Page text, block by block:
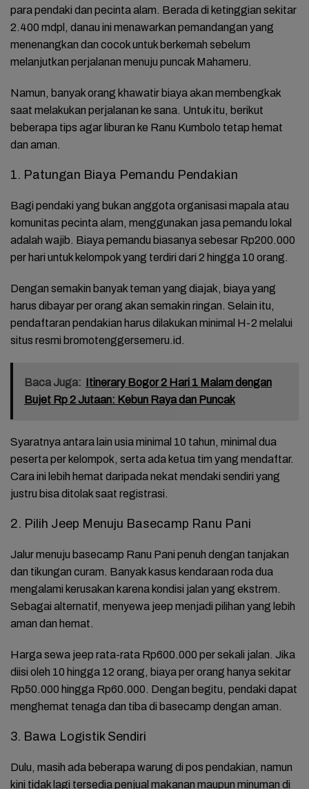
para pendaki dan pecinta alam. Berada di ketinggian sekitar
2.400 mdpl, danau ini menawarkan pemandangan yang
menenangkan dan cocok untuk berkemah sebelum
melanjutkan perjalanan menuju puncak Mahameru.
Namun, banyak orang khawatir biaya akan membengkak
saat melakukan perjalanan ke sana. Untuk itu, berikut
beberapa tips agar liburan ke Ranu Kumbolo tetap hemat
dan aman.
1. Patungan Biaya Pemandu Pendakian
Bagi pendaki yang bukan anggota organisasi mapala atau
komunitas pecinta alam, menggunakan jasa pemandu lokal
adalah wajib. Biaya pemandu biasanya sebesar Rp200.000
per hari untuk kelompok yang terdiri dari 2 hingga 10 orang.
Dengan semakin banyak teman yang diajak, biaya yang
harus dibayar per orang akan semakin ringan. Selain itu,
pendaftaran pendakian harus dilakukan minimal H-2 melalui
situs resmi bromotenggersemeru.id.
Baca Juga: Itinerary Bogor 2 Hari 1 Malam dengan
Bujet Rp 2 Jutaan: Kebun Raya dan Puncak
Syaratnya antara lain usia minimal 10 tahun, minimal dua
peserta per kelompok, serta ada ketua tim yang mendaftar.
Cara ini lebih hemat daripada nekat mendaki sendiri yang
justru bisa ditolak saat registrasi.
2. Pilih Jeep Menuju Basecamp Ranu Pani
Jalur menuju basecamp Ranu Pani penuh dengan tanjakan
dan tikungan curam. Banyak kasus kendaraan roda dua
mengalami kerusakan karena kondisi jalan yang ekstrem.
Sebagai alternatif, menyewa jeep menjadi pilihan yang lebih
aman dan hemat.
Harga sewa jeep rata-rata Rp600.000 per sekali jalan. Jika
diisi oleh 10 hingga 12 orang, biaya per orang hanya sekitar
Rp50.000 hingga Rp60.000. Dengan begitu, pendaki dapat
menghemat tenaga dan tiba di basecamp dengan aman.
3. Bawa Logistik Sendiri
Dulu, masih ada beberapa warung di pos pendakian, namun
kini tidak lagi tersedia penjual makanan maupun minuman di